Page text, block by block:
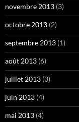
novembre 2013 (3)
octobre 2013 (2)
septembre 2013 (1)
août 2013 (6)
juillet 2013 (3)
juin 2013 (4)
mai 2013 (4)